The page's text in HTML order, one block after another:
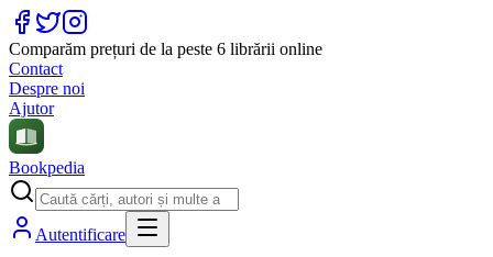
Comparăm prețuri de la peste 6 librării online
Contact
Despre noi
Ajutor
Bookpedia
Autentificare